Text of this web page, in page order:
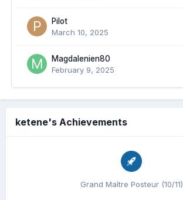
Pilot
March 10, 2025
Magdalenien80
February 9, 2025
ketene's Achievements
Grand Maître Posteur (10/11)